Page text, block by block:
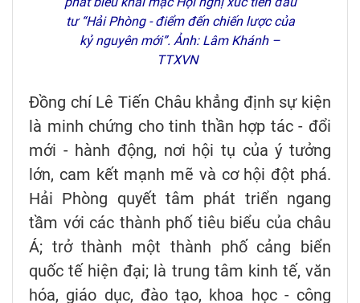
tư “Hải Phòng - điểm đến chiến lược của
kỷ nguyên mới”. Ảnh: Lâm Khánh –
TTXVN
Đồng chí Lê Tiến Châu khẳng định sự kiện
là minh chứng cho tinh thần hợp tác - đổi
mới - hành động, nơi hội tụ của ý tưởng
lớn, cam kết mạnh mẽ và cơ hội đột phá.
Hải Phòng quyết tâm phát triển ngang
tầm với các thành phố tiêu biểu của châu
Á; trở thành một thành phố cảng biển
quốc tế hiện đại; là trung tâm kinh tế, văn
hóa, giáo dục, đào tạo, khoa học - công